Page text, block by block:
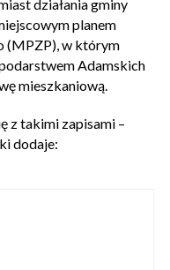
działania gminy
planem
(MPZP), w którym
Adamskich
mieszkaniową.
z takimi zapisami –
dodaje: